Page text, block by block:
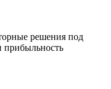
решения под